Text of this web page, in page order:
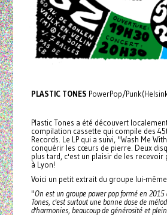
PLASTIC TONES PowerPop/
Plastic Tones a été découvert
compilation cassette qui compile des
Records. Le LP qui a suivi, "Wash Me
conquérir les cœurs de pierre. Deux
plus tard, c'est un plaisir de les
à Lyon!
Voici un petit extrait du groupe lui-
"On est un groupe power pop formé en
Tones, c'est surtout une bonne dose de
d'harmonies, beaucoup de générosité et